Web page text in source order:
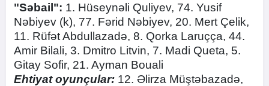
"Səbail": 1. Hüseynəli Quliyev, 74. Yusif
Nəbiyev (k), 77. Fərid Nəbiyev, 20. Mert Çelik,
11. Rüfət Abdullazadə, 8. Qorka Laruçça, 44.
Amir Bilali, 3. Dmitro Litvin, 7. Madi Queta, 5.
Gitay Sofir, 21. Ayman Bouali
Ehtiyat oyunçular: 12. Əlirza Müştəbazadə,